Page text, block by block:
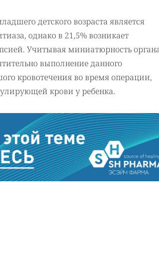
детского возраста является
однако в 21,5% возникает
Учитывая миниатюрность
выполнение данного
кровотечения во время операции,
крови у ребенка.